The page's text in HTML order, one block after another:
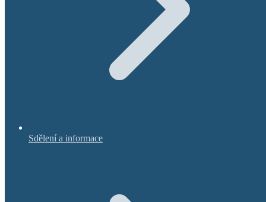
Sdělení a informace